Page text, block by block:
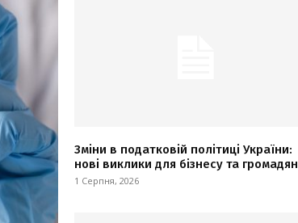
Зміни в податковій політиці України:
нові виклики для бізнесу та громадян
1 Серпня, 2026